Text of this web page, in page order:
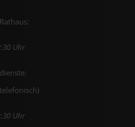
Uhr
Uhr